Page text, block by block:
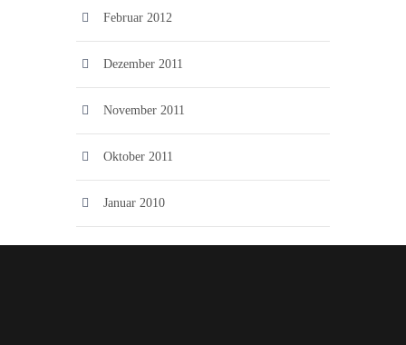
Februar 2012
Dezember 2011
November 2011
Oktober 2011
Januar 2010